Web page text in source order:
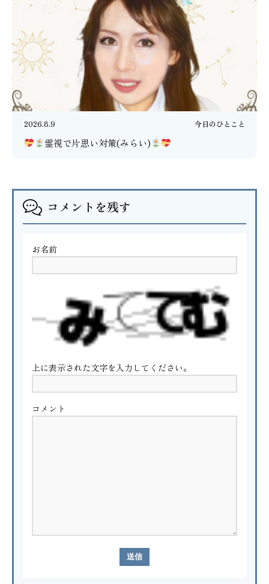
2026.8.9 今日のひとこと
霊視で片思い対策(みらい)
コメントを残す
お名前
上に表示された文字を入力してください。
コメント